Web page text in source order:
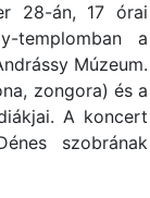
28-án, 17 órai
templomban a
Múzeum.
zongora) és a
A koncert
szobrának